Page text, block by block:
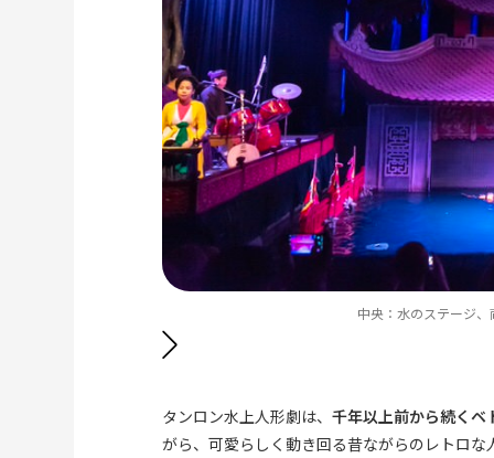
タンロン水上人形劇は、 千年以上前から続くベ
がら、可愛らしく動き回る昔ながらのレトロ